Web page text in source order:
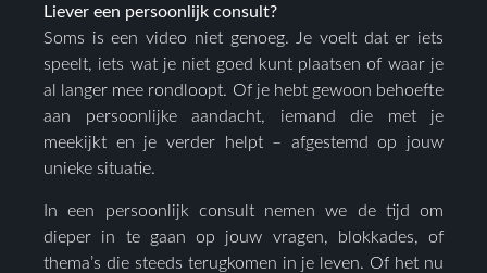
Liever een persoonlijk consult?
Soms is een video niet genoeg. Je voelt dat er iets
speelt, iets wat je niet goed kunt plaatsen of waar je
al langer mee rondloopt. Of je hebt gewoon behoefte
aan persoonlijke aandacht, iemand die met je
meekijkt en je verder helpt – afgestemd op jouw
unieke situatie.
In een persoonlijk consult nemen we de tijd om
dieper in te gaan op jouw vragen, blokkades, of
thema’s die steeds terugkomen in je leven. Of het nu